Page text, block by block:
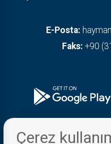
E-Posta:
Faks: +90
Çerez